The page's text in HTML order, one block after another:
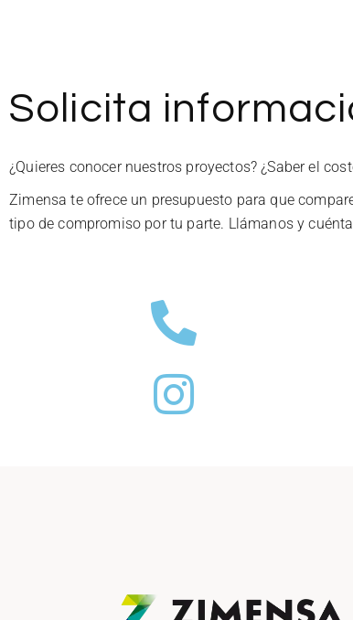
Solicita
¿Quieres conocer nuestros proyectos? ¿Saber el
Zimensa te ofrece un presupuesto para que
tipo de compromiso por tu parte. Llámanos y